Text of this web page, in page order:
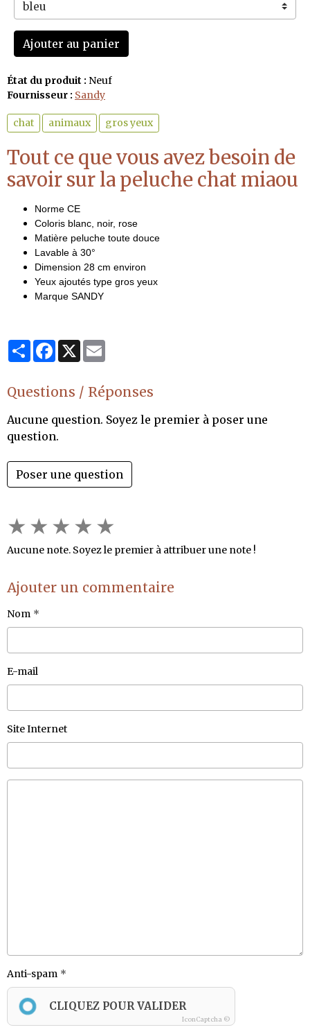
Ajouter au panier
État du produit : Neuf
Fournisseur : Sandy
chat animaux gros yeux
Tout ce que vous avez besoin de
savoir sur la peluche chat miaou
Norme CE
Coloris blanc, noir, rose
Matière peluche toute douce
Lavable à 30°
Dimension 28 cm environ
Yeux ajoutés type gros yeux
Marque SANDY
PartagerFacebook
X
Questions / Réponses
Aucune question. Soyez le premier à poser une
question.
Poser une question
★ ★ ★ ★ ★
Aucune note. Soyez le premier à attribuer une note !
Ajouter un commentaire
Nom
E-mail
Site Internet
Anti-spam
CLIQUEZ POUR VALIDER
IconCaptcha ©